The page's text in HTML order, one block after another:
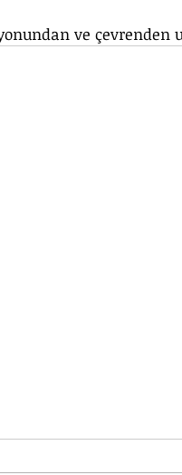
ve çevrenden
niyet